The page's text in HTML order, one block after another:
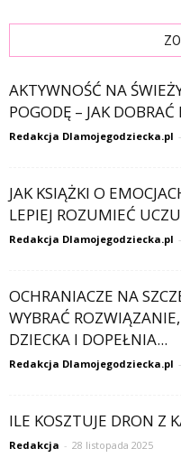
AKTYWNOŚĆ NA
POGODĘ – JAK
Redakcja Dlamojegodziecka.pl -
JAK KSIĄŻKI O
LEPIEJ ROZUMIEĆ
Redakcja Dlamojegodziecka.pl -
OCHRANIACZE NA
WYBRAĆ
DZIECKA I DOPEŁNIA...
Redakcja Dlamojegodziecka.pl -
ILE KOSZTUJE DRON Z
Redakcja - 28 listopada 2025